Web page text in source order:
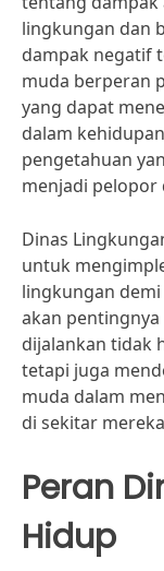
lingkungan dan
dampak negatif
muda berperan
yang dapat
dalam
pengetahuan
menjadi pelopor
Dinas
untuk
lingkungan
akan
dijalankan tidak
tetapi juga
muda dalam
di sekitar
Peran
Hidup